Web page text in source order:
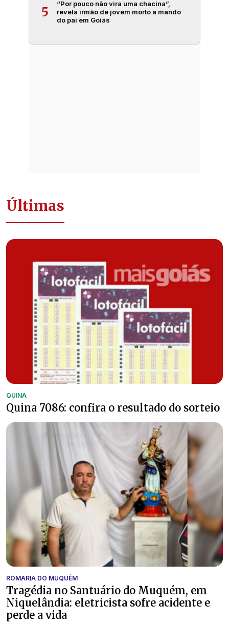
5
“Por pouco não vira uma chacina”,
revela irmão de jovem morto a mando
do pai em Goiás
Últimas
QUINA
Quina 7086: confira o resultado do sorteio
ROMARIA DO MUQUÉM
Tragédia no Santuário do Muquém, em
Niquelândia: eletricista sofre acidente e
perde a vida